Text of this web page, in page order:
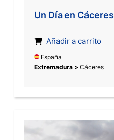
Un Día en Cáceres
Añadir a carrito
España
Extremadura > Cáceres